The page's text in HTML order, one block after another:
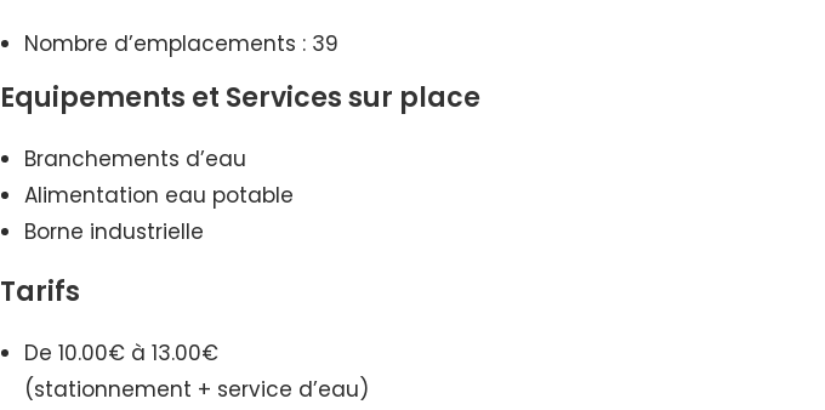
Nombre d’emplacements : 39
Equipements et Services sur place
Branchements d’eau
Alimentation eau potable
Borne industrielle
Tarifs
De 10.00€ à 13.00€
(stationnement + service d’eau)